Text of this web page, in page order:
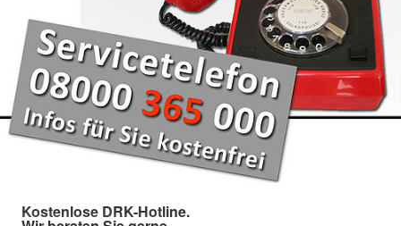
Kostenlose DRK-Hotline.